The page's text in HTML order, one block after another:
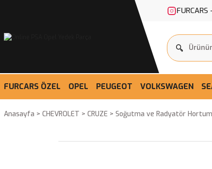
FURCARS ÖZEL OPEL PEUGEOT VOLKSWAGEN
Anasayfa CHEVROLET CRUZE Soğutma ve Radyatör Hortum